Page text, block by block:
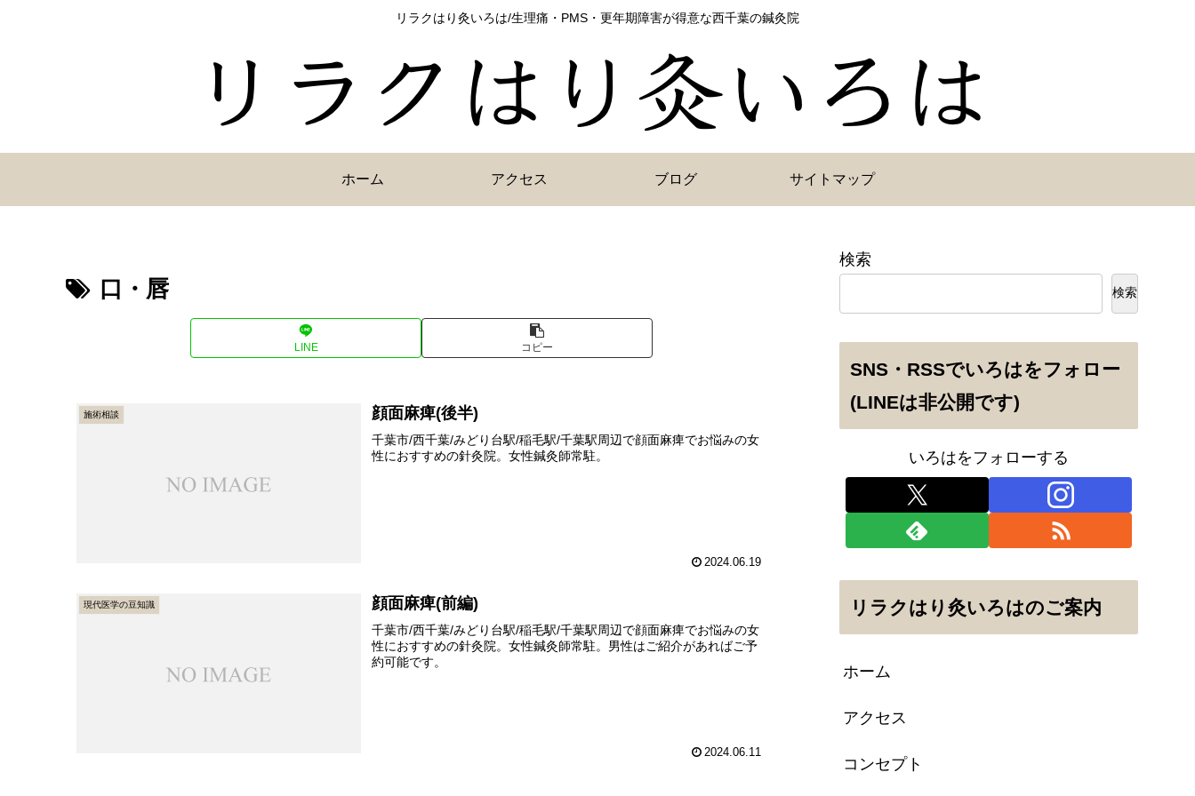
リラクはり灸いろは/生理痛・PMS・更年期障害が得意な西千葉の鍼灸院
ホーム アクセス ブログ サイトマップ
口・唇
LINE コピー
施術相談 顔面麻痺(後半)
千葉市/西千葉/みどり台駅/稲毛駅/千葉駅周辺で顔面麻痺でお悩みの女
性におすすめの針灸院。女性鍼灸師常駐。
2024.06.19
現代医学の豆知識 顔面麻痺(前編)
千葉市/西千葉/みどり台駅/稲毛駅/千葉駅周辺で顔面麻痺でお悩みの女
性におすすめの針灸院。女性鍼灸師常駐。男性はご紹介があればご予
約可能です。
2024.06.11
検索
検索
SNS・RSSでいろはをフォロー
(LINEは非公開です)
いろはをフォローする
リラクはり灸いろはのご案内
ホーム
アクセス
コンセプト